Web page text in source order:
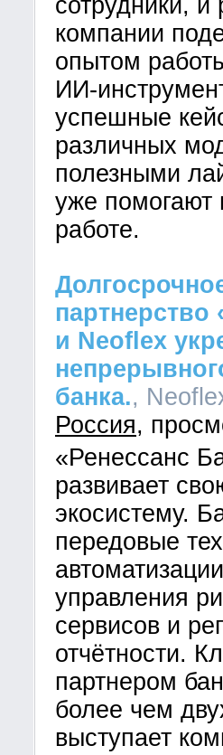
сотрудники, и
компании
опытом
ИИ-
успешные
различных
полезными
уже помогают
работе.
партнерство
и Neoflex
банка.,
Россия
«Ренессанс
развивает
экосистему.
передовые
управления
сервисов и
отчётности.
партнером
более чем
выступает